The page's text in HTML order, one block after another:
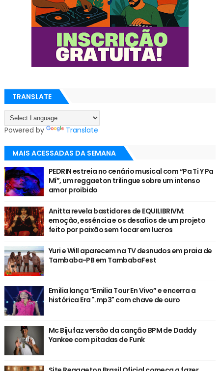
TRANSLATE
Powered by Translate
MAIS ACESSADAS DA SEMANA
PEDRIN estreia no cenário musical com “Pa Ti Y Pa
Mí”, um reggaeton trilingue sobre um intenso
amor proibido
Anitta revela bastidores de EQUILIBRIVM:
emoção, essência e os desafios de um projeto
feito por paixão sem focar em lucros
Yuri e Will aparecem na TV desnudos em praia de
Tambaba-PB em TambabaFest
Emilia lança “Emilia Tour En Vivo” e encerra a
histórica Era ".mp3" com chave de ouro
Mc Biju faz versão da canção BPM de Daddy
Yankee com pitadas de Funk